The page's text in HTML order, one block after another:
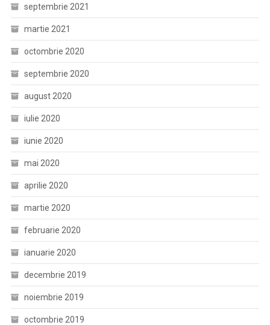
septembrie 2021
martie 2021
octombrie 2020
septembrie 2020
august 2020
iulie 2020
iunie 2020
mai 2020
aprilie 2020
martie 2020
februarie 2020
ianuarie 2020
decembrie 2019
noiembrie 2019
octombrie 2019